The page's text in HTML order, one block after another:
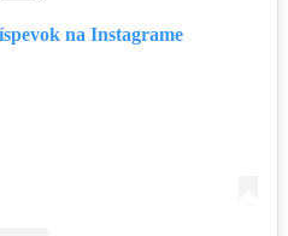
na Instagrame